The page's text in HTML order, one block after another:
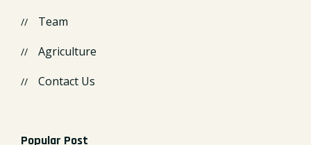
Team
Agriculture
Contact Us
Popular Post